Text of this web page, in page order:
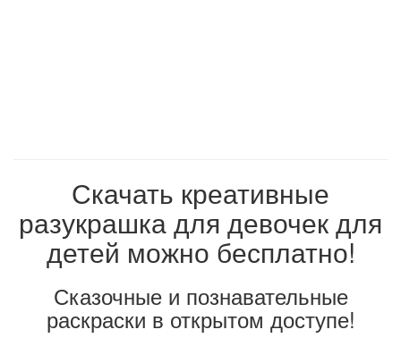
Скачать креативные
разукрашка для девочек для
детей можно бесплатно!
Сказочные и познавательные
раскраски в открытом доступе!